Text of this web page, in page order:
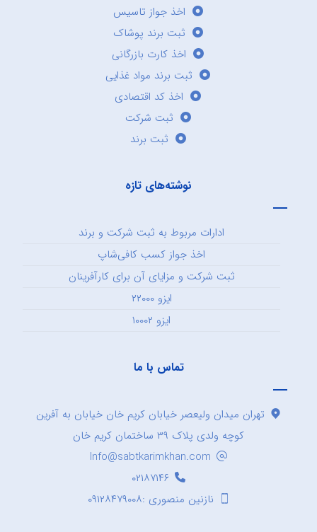
اخذ جواز تاسیس
ثبت برند پوشاک
اخذ کارت بازرگانی
ثبت برند مواد غذایی
اخذ کد اقتصادی
ثبت شرکت
ثبت برند
نوشته‌های تازه
ادارات مربوط به ثبت شرکت و برند
اخذ جواز کسب کافی‌شاپ
ثبت شرکت و مزایای آن برای کارآفرینان
ایزو ۲۲۰۰۰
ایزو ۱۰۰۰۲
تماس با ما
تهران میدان ولیعصر خیابان کریم خان خیابان به آفرین
کوچه ولدی پلاک ۳۹ ساختمان کریم خان
Info@sabtkarimkhan.com
۰۲۱۸۷۱۴۶
نازنین منصوری :۰۹۱۲۸۴۷۹۰۰۸